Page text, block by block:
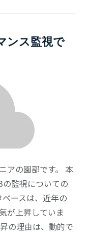
ンス監視で
アの園部です。 本
監視についての
ースは、近年の
が上昇していま
の理由は、動的で